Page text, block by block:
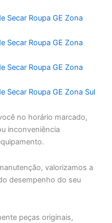
Secar Roupa GE Zona
Secar Roupa GE Zona
Secar Roupa GE Zona
Secar Roupa GE Zona Sul
no horário marcado,
inconveniência
valorizamos a
desempenho do seu
peças originais,